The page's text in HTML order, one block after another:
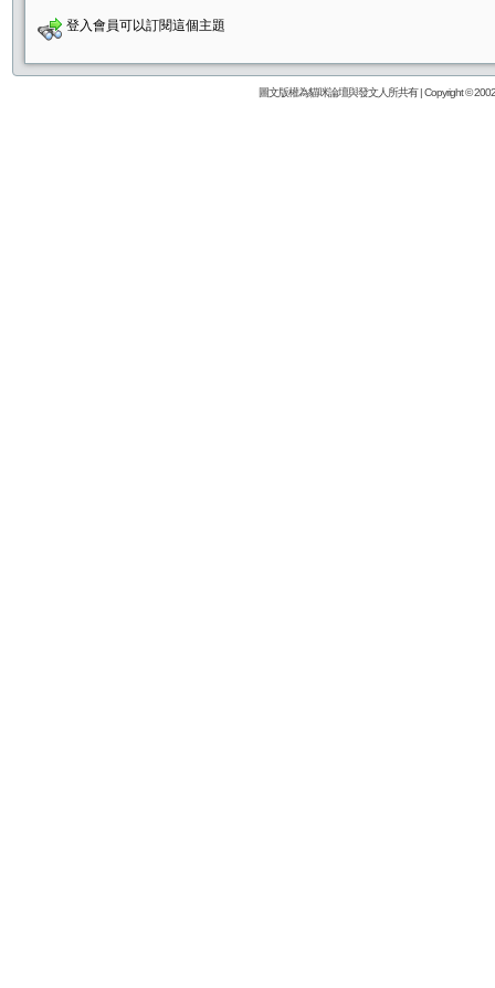
登入會員可以訂閱這個主題
圖文版權為貓咪論壇與發文人所共有 | Copyright ©